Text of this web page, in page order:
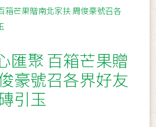
箱芒果贈南北家扶 周俊豪號召各
匯聚 百箱芒果贈
豪號召各界好友
引玉